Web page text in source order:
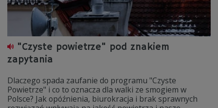
"Czyste powietrze" pod znakiem
zapytania
Dlaczego spada zaufanie do programu "Czyste
Powietrze" i co to oznacza dla walki ze smogiem w
Polsce? Jak opóźnienia, biurokracja i brak sprawnych